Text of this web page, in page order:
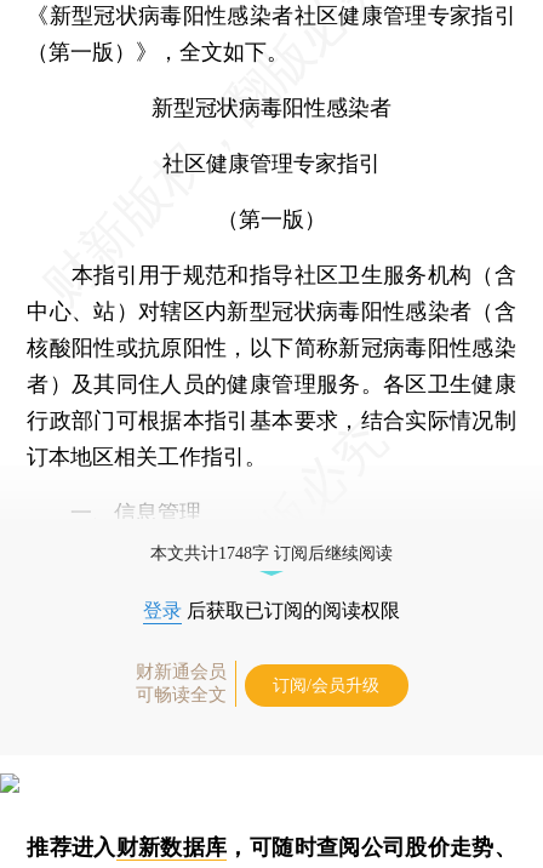
《新型冠状病毒阳性感染者社区健康管理专家指引
（第一版）》，全文如下。
新型冠状病毒阳性感染者
社区健康管理专家指引
（第一版）
本指引用于规范和指导社区卫生服务机构（含
中心、站）对辖区内新型冠状病毒阳性感染者（含
核酸阳性或抗原阳性，以下简称新冠病毒阳性感染
者）及其同住人员的健康管理服务。各区卫生健康
行政部门可根据本指引基本要求，结合实际情况制
订本地区相关工作指引。
一、信息管理
本文共计1748字 订阅后继续阅读
登录 后获取已订阅的阅读权限
财新通会员
可畅读全文
订阅/会员升级
推荐进入财新数据库 ，可随时查阅公司股价走势、